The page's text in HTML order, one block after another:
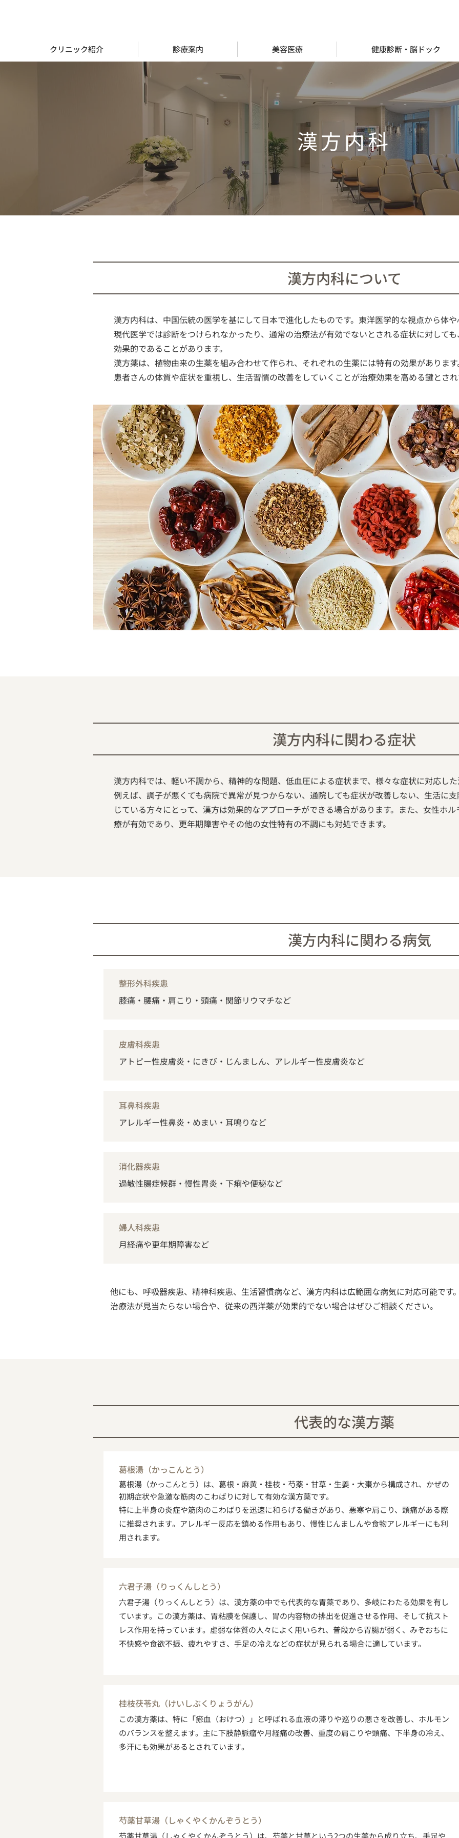
クリニック紹介 診療案内 美容医療 健康診断・脳ドック
漢方内科
漢方内科について
漢方内科は、中国伝統の医学を基にして日本で進化したものです。東洋医学的な視点から体
現代医学では診断をつけられなかったり、通常の治療法が有効でないとされる症状に対して
効果的であることがあります。
漢方薬は、植物由来の生薬を組み合わせて作られ、それぞれの生薬には特有の効果がありま
患者さんの体質や症状を重視し、生活習慣の改善をしていくことが治療効果を高める鍵とさ
漢方内科に関わる症状
漢方内科では、軽い不調から、精神的な問題、低血圧による症状まで、様々な症状に対応し
例えば、調子が悪くても病院で異常が見つからない、通院しても症状が改善しない、生活に
じている方々にとって、漢方は効果的なアプローチができる場合があります。また、女性ホ
療が有効であり、更年期障害やその他の女性特有の不調にも対処できます。
漢方内科に関わる病気
整形外科疾患
膝痛・腰痛・肩こり・頭痛・関節リウマチなど
皮膚科疾患
アトピー性皮膚炎・にきび・じんましん、アレルギー性皮膚炎など
耳鼻科疾患
アレルギー性鼻炎・めまい・耳鳴りなど
消化器疾患
過敏性腸症候群・慢性胃炎・下痢や便秘など
婦人科疾患
月経痛や更年期障害など
他にも、呼吸器疾患、精神科疾患、生活習慣病など、漢方内科は広範囲な病気に対応可能です
治療法が見当たらない場合や、従来の西洋薬が効果的でない場合はぜひご相談ください。
代表的な漢方薬
葛根湯（かっこんとう）
葛根湯（かっこんとう）は、葛根・麻黄・桂枝・芍薬・甘草・生姜・大棗から構成され、かぜの
初期症状や急激な筋肉のこわばりに対して有効な漢方薬です。
特に上半身の炎症や筋肉のこわばりを迅速に和らげる働きがあり、悪寒や肩こり、頭痛がある際
に推奨されます。アレルギー反応を鎮める作用もあり、慢性じんましんや食物アレルギーにも利
用されます。
六君子湯（りっくんしとう）
六君子湯（りっくんしとう）は、漢方薬の中でも代表的な胃薬であり、多岐にわたる効果を有し
ています。この漢方薬は、胃粘膜を保護し、胃の内容物の排出を促進させる作用、そして抗スト
レス作用を持っています。虚弱な体質の人々によく用いられ、普段から胃腸が弱く、みぞおちに
不快感や食欲不振、疲れやすさ、手足の冷えなどの症状が見られる場合に適しています。
桂枝茯苓丸（けいしぶくりょうがん）
この漢方薬は、特に「瘀血（おけつ）」と呼ばれる血液の滞りや巡りの悪さを改善し、ホルモン
のバランスを整えます。主に下肢静脈瘤や月経痛の改善、重度の肩こりや頭痛、下半身の冷え、
多汗にも効果があるとされています。
芍薬甘草湯（しゃくやくかんぞうとう）
芍薬甘草湯（しゃくやくかんぞうとう）は、芍薬と甘草という2つの生薬から成り立ち、手足や